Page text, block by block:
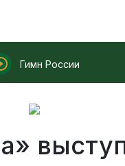
Гимн России